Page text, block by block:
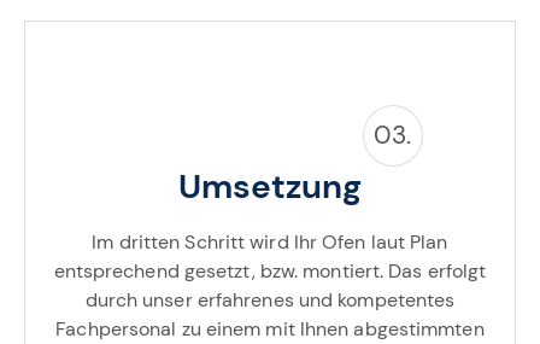
Umsetzung
Im dritten Schritt wird Ihr Ofen laut Plan
entsprechend gesetzt, bzw. montiert. Das erfolgt
durch unser erfahrenes und kompetentes
Fachpersonal zu einem mit Ihnen abgestimmten
03.